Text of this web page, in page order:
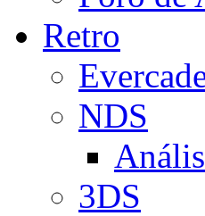
Retro
NDS
3DS